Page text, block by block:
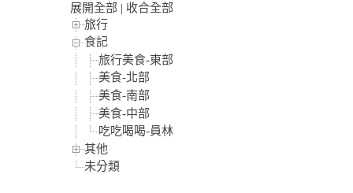
展開全部 | 收合全部
旅行
食記
旅行美食-東部
美食-北部
美食-南部
美食-中部
吃吃喝喝-員林
其他
未分類